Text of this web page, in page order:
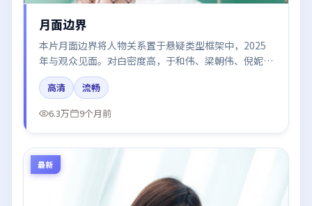
月面边界
本片月面边界将人物关系置于悬疑类型框架中，2025
年与观众见面。对白密度高，于和伟、梁朝伟、倪妮、
张译、周冬雨的台词节奏值得关注；整体气质偏中国大
陆都市与冷色调摄影。
高清
流畅
6.3万
9个月前
最新